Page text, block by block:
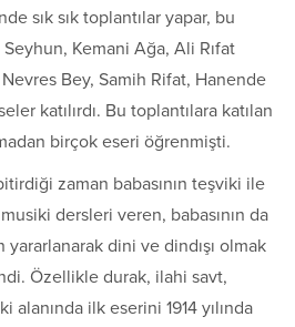
sık sık toplantılar yapar, bu
Kemani Ağa, Ali Rıfat
Bey, Samih Rifat, Hanende
katılırdı. Bu toplantılara katılan
birçok eseri öğrenmişti.
zaman babasının teşviki ile
dersleri veren, babasının da
yararlanarak dini ve dindışı olmak
Özellikle durak, ilahi savt,
ilk eserini 1914 yılında